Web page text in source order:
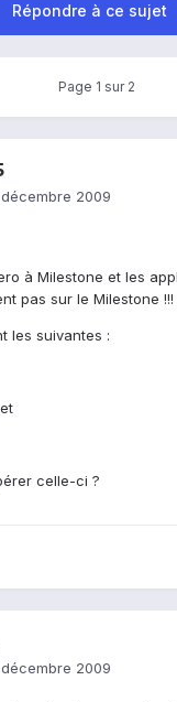
Répondre à ce sujet
Page 1 sur 2
2009
à Milestone et les
pas sur le Milestone !!!
les suivantes :
celle-ci ?
2009